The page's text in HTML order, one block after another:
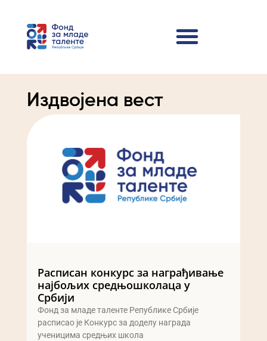
Издвојена вест
Расписан конкурс за награђивање
најбољих средњошколаца у
Србији
Фонд за младе таленте Републике Србије
расписао је Конкурс за доделу награда
ученицима средњих школа